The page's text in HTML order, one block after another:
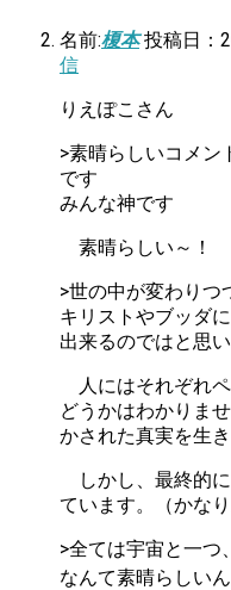
名前:榎本 投稿日：
信
りえぽこさん
>素晴らしいコメン
です
みんな神です
素晴らしい～！
>世の中が変わりつ
キリストやブッダ
出来るのではと思い
人にはそれぞれ
どうかはわかりま
かされた真実を生
しかし、最終的
ています。（かな
>全ては宇宙と一つ
なんて素晴らし